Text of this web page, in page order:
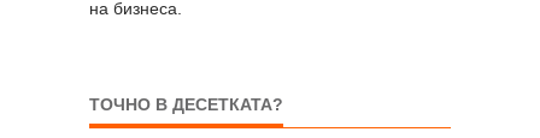
на бизнеса.
ТОЧНО В ДЕСЕТКАТА?